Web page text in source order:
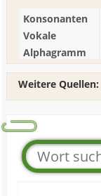
Konsonanten
Vokale
Alphagramm
Weitere Quellen: